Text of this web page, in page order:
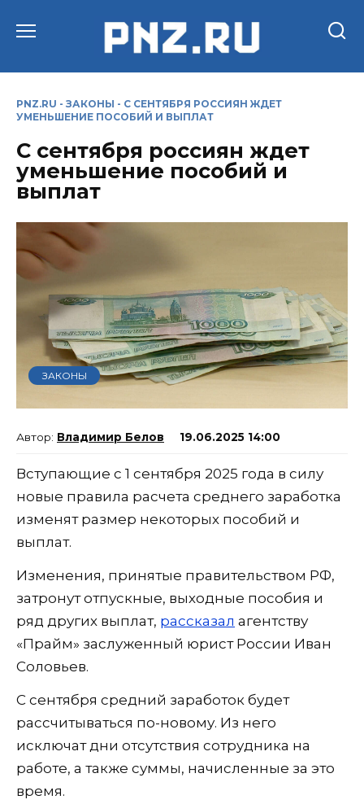
PNZ.RU - ЗАКОНЫ - С СЕНТЯБРЯ РОССИЯН ЖДЕТ
УМЕНЬШЕНИЕ ПОСОБИЙ И ВЫПЛАТ
С сентября россиян ждет
уменьшение пособий и
выплат
ЗАКОНЫ
Владимир Белов 19.06.2025 14:00
Вступающие с 1 сентября 2025 года в силу
новые правила расчета среднего заработка
изменят размер некоторых пособий и
выплат.
Изменения, принятые правительством РФ,
затронут отпускные, выходные пособия и
ряд других выплат, рассказал агентству
«Прайм» заслуженный юрист России Иван
Соловьев.
С сентября средний заработок будет
рассчитываться по-новому. Из него
исключат дни отсутствия сотрудника на
работе, а также суммы, начисленные за это
время.